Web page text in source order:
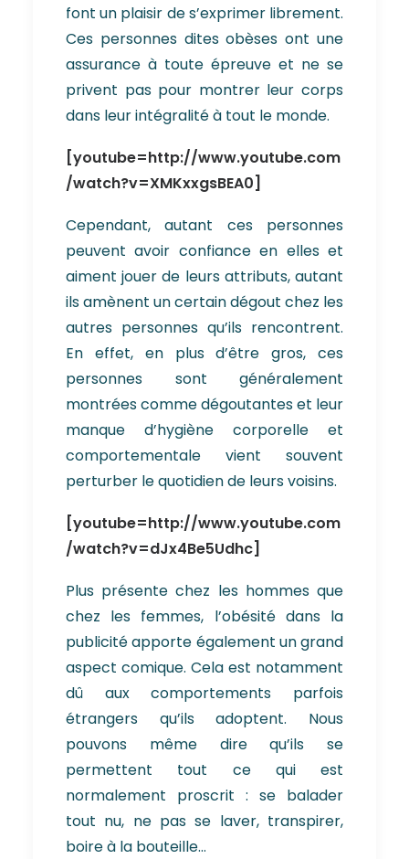
font un plaisir de s’exprimer librement.
Ces personnes dites obèses ont une
assurance à toute épreuve et ne se
privent pas pour montrer leur corps
dans leur intégralité à tout le monde.
[youtube=http://www.youtube.com
/watch?v=XMKxxgsBEA0]
Cependant, autant ces personnes
peuvent avoir confiance en elles et
aiment jouer de leurs attributs, autant
ils amènent un certain dégout chez les
autres personnes qu’ils rencontrent.
En effet, en plus d’être gros, ces
personnes sont généralement
montrées comme dégoutantes et leur
manque d’hygiène corporelle et
comportementale vient souvent
perturber le quotidien de leurs voisins.
[youtube=http://www.youtube.com
/watch?v=dJx4Be5Udhc]
Plus présente chez les hommes que
chez les femmes, l’obésité dans la
publicité apporte également un grand
aspect comique. Cela est notamment
dû aux comportements parfois
étrangers qu’ils adoptent. Nous
pouvons même dire qu’ils se
permettent tout ce qui est
normalement proscrit : se balader
tout nu, ne pas se laver, transpirer,
boire à la bouteille…